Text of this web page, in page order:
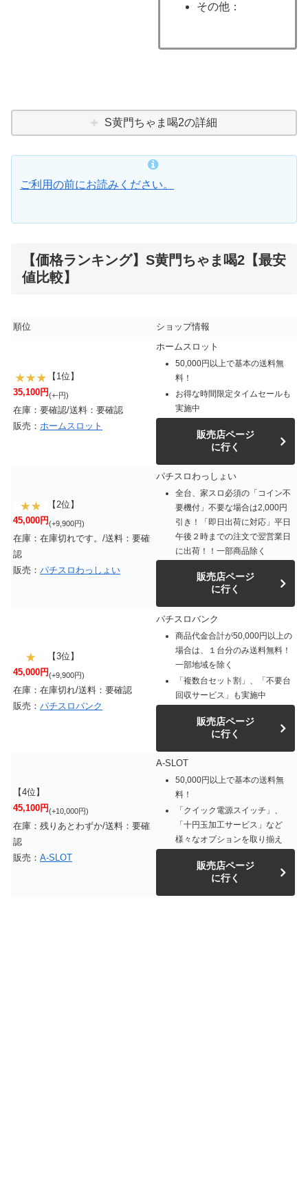
その他：
S黄門ちゃま喝2の詳細
ご利用の前にお読みください。
【価格ランキング】S黄門ちゃま喝2【最安
値比較】
順位 ショップ情報
【1位】
35,100円(+-円)
在庫：要確認/送料：要確認
販売： ホームスロット
ホームスロット
50,000円以上で基本の送料無
料！
お得な時間限定タイムセールも
実施中
販売店ページ
に行く
【2位】
45,000円(+9,900円)
在庫：在庫切れです。/送料：要確
認
販売： パチスロわっしょい
パチスロわっしょい
全台、家スロ必須の「コイン不
要機付」不要な場合は2,000円
引き！「即日出荷に対応」平日
午後２時までの注文で翌営業日
に出荷！！一部商品除く
販売店ページ
に行く
【3位】
45,000円(+9,900円)
在庫：在庫切れ/送料：要確認
販売： パチスロバンク
パチスロバンク
商品代金合計が50,000円以上の
場合は、１台分のみ送料無料！
一部地域を除く
「複数台セット割」、「不要台
回収サービス」も実施中
販売店ページ
に行く
【4位】
45,100円(+10,000円)
在庫：残りあとわずか/送料：要確
認
販売： A-SLOT
A-SLOT
50,000円以上で基本の送料無
料！
「クイック電源スイッチ」、
「十円玉加工サービス」など
様々なオプションを取り揃え
販売店ページ
に行く